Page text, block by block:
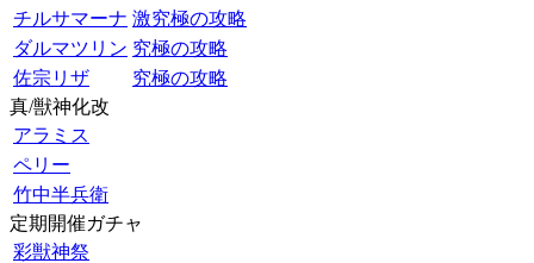
チルサマーナ 激究極の攻略
ダルマツリン 究極の攻略
佐宗リザ
究極の攻略
真/獣神化改
アラミス
ペリー
竹中半兵衛
定期開催ガチャ
彩獣神祭